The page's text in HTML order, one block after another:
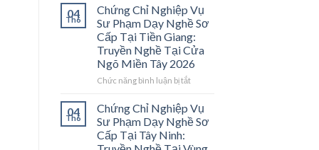
2026:
Mở
Cánh
Cửa
Nghề
Dạy
Ở
Trung
ĐBSCL
Chỉ
Nghiệp
Vụ
Sư
Phạm
Sơ
Cấp
Vinh
2026:
04
Th6
Chứng Chỉ Nghiệp Vụ
Sư Phạm Dạy Nghề Sơ
Cấp Tại Tiền Giang:
Truyền Nghề Tại Cửa
Ngõ Miền Tây 2026
Chức năng bình luận bị tắtở
Chỉ
Nghiệp
Vụ
04
Th6
Chứng Chỉ Nghiệp Vụ
Sư Phạm Dạy Nghề Sơ
Cấp Tại Tây Ninh: